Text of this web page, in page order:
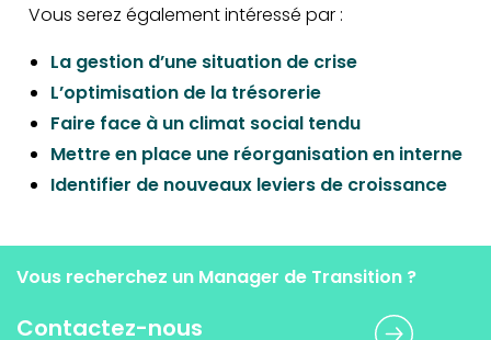
Vous serez également intéressé par :
La gestion d’une situation de crise
L’optimisation de la trésorerie
Faire face à un climat social tendu
Mettre en place une réorganisation en interne
Identifier de nouveaux leviers de croissance
Vous recherchez un Manager de Transition ?
Contactez-nous